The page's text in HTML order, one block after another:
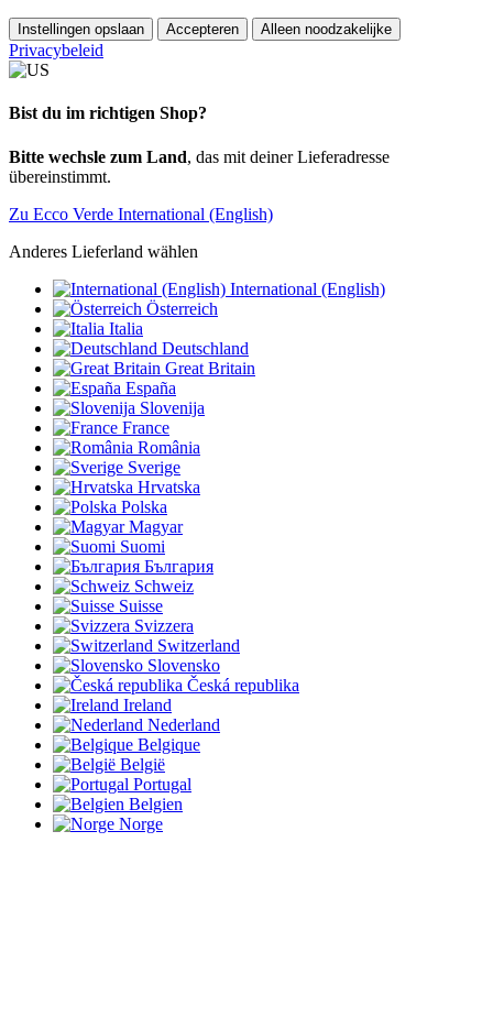
Instellingen opslaan Accepteren Alleen noodzakelijke
Privacybeleid
Bist du im richtigen Shop?
Bitte wechsle zum Land, das mit deiner Lieferadresse
übereinstimmt.
Zu Ecco Verde International (English)
Anderes Lieferland wählen
International (English)
Österreich
Italia
Deutschland
Great Britain
España
Slovenija
France
România
Sverige
Hrvatska
Polska
Magyar
Suomi
България
Schweiz
Suisse
Svizzera
Switzerland
Slovensko
Česká republika
Ireland
Nederland
Belgique
België
Portugal
Belgien
Norge